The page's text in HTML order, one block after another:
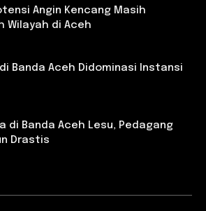
Angin Kencang Masih
Wilayah di Aceh
Banda Aceh Didominasi Instansi
di Banda Aceh Lesu, Pedagang
Drastis